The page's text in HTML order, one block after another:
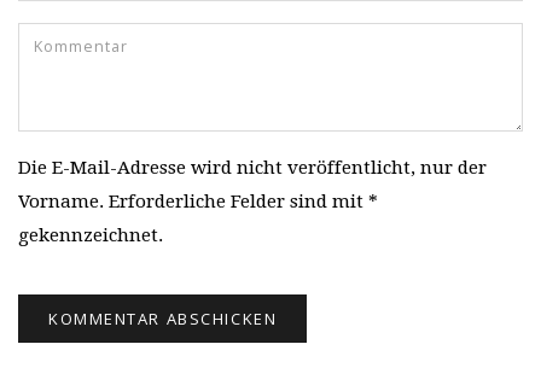
Die E-Mail-Adresse wird nicht veröffentlicht, nur der
Vorname. Erforderliche Felder sind mit *
gekennzeichnet.